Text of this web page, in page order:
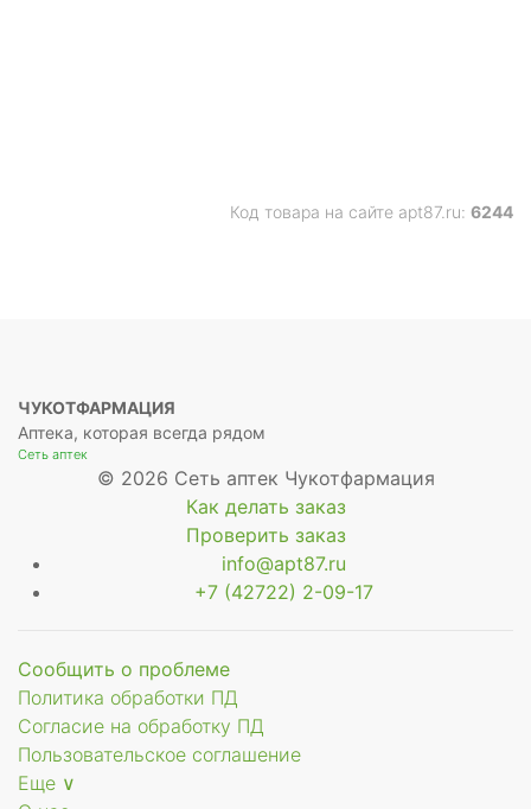
Код товара на сайте apt87.ru: 6244
ЧУКОТФАРМАЦИЯ
Аптека, которая всегда рядом
Сеть аптек
© 2026 Сеть аптек Чукотфармация
Как делать заказ
Проверить заказ
info@apt87.ru
+7 (42722) 2-09-17
Сообщить о проблеме
Политика обработки ПД
Согласие на обработку ПД
Пользовательское соглашение
Еще ∨